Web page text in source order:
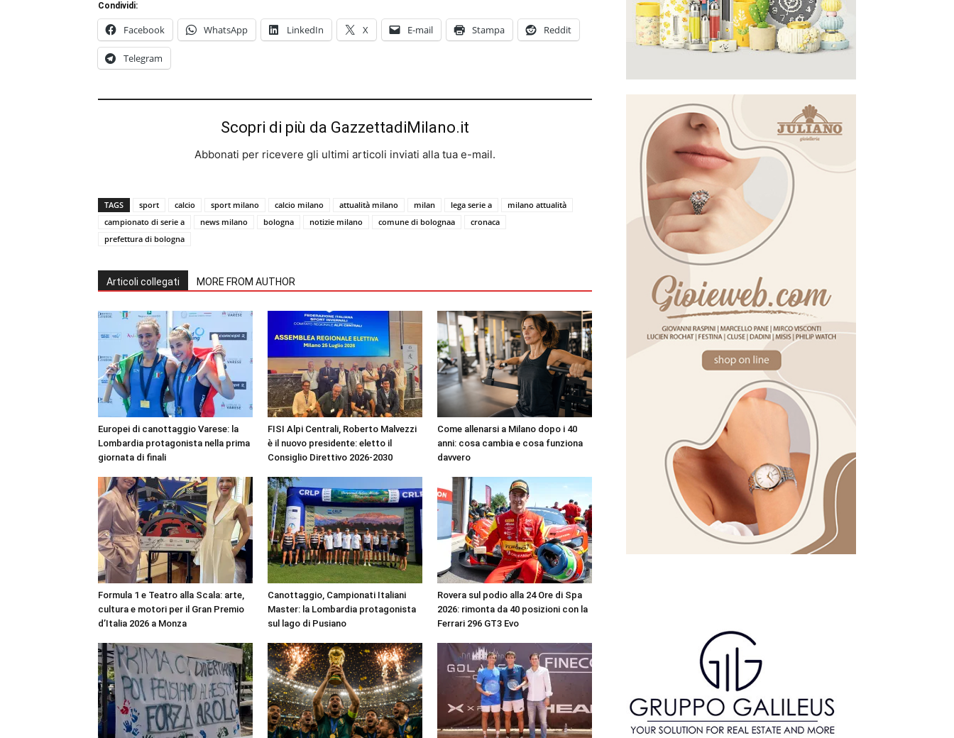
Condividi:
Facebook WhatsApp LinkedIn X E-mail Stampa Reddit
Telegram
Scopri di più da GazzettadiMilano.it
Abbonati per ricevere gli ultimi articoli inviati alla tua e-mail.
TAGS sport calcio sport milano calcio milano attualità milano milan lega serie a
milano attualità
campionato di serie a
news milano bologna notizie milano comune di bolognaa
cronaca
prefettura di bologna
Articoli collegati MORE FROM AUTHOR
Europei di canottaggio Varese: la
Lombardia protagonista nella prima
giornata di finali
FISI Alpi Centrali, Roberto Malvezzi
è il nuovo presidente: eletto il
Consiglio Direttivo 2026-2030
Come allenarsi a Milano dopo i 40
anni: cosa cambia e cosa funziona
davvero
Formula 1 e Teatro alla Scala: arte,
cultura e motori per il Gran Premio
d’Italia 2026 a Monza
Canottaggio, Campionati Italiani
Master: la Lombardia protagonista
sul lago di Pusiano
Rovera sul podio alla 24 Ore di Spa
2026: rimonta da 40 posizioni con la
Ferrari 296 GT3 Evo